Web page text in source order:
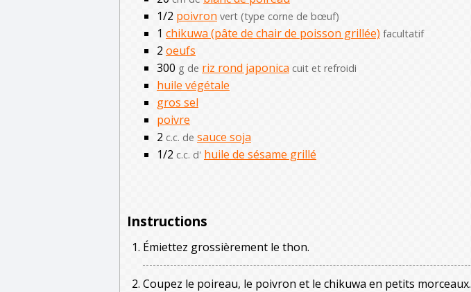
1/2 poivron vert (type corne de bœuf)
1 chikuwa (pâte de chair de poisson grillée) facultatif
2 oeufs
300 g de riz rond japonica cuit et refroidi
huile végétale
gros sel
poivre
2 c.c. de sauce soja
1/2 c.c. d' huile de sésame grillé
Instructions
Émiettez grossièrement le thon.
Coupez le poireau, le poivron et le chikuwa en petits morceaux.